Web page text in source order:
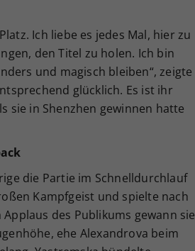
Ich liebe es jedes Mal, hier zu
den Titel zu holen. Ich bin
und magisch bleiben“, zeigte
glücklich. Es ist ihr
sie in Shenzhen gewinnen hatte
die Partie im Schnelldurchlauf
Kampfgeist und spielte nach
des Publikums gewann sie
ehe Alexandrova beim